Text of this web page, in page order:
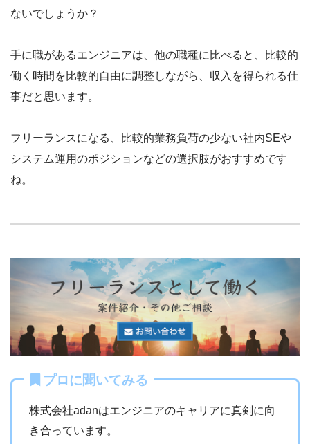
ないでしょうか？
手に職があるエンジニアは、他の職種に比べると、比較的
働く時間を比較的自由に調整しながら、収入を得られる仕
事だと思います。
フリーランスになる、比較的業務負荷の少ない社内SEや
システム運用のポジションなどの選択肢がおすすめです
ね。
プロに聞いてみる
株式会社adanはエンジニアのキャリアに真剣に向
き合っています。